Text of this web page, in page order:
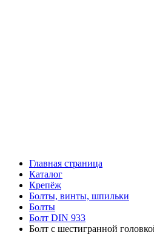
Главная страница
Каталог
Крепёж
Болты, винты, шпильки
Болты
Болт DIN 933
Болт с шестигранной